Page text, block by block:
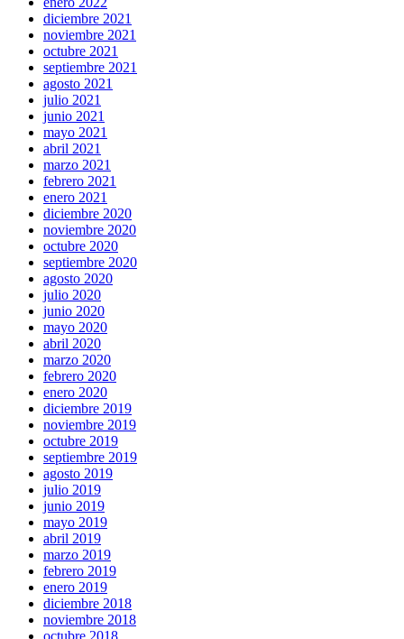
diciembre 2021
noviembre 2021
octubre 2021
septiembre 2021
agosto 2021
julio 2021
junio 2021
mayo 2021
abril 2021
marzo 2021
febrero 2021
enero 2021
diciembre 2020
noviembre 2020
octubre 2020
septiembre 2020
agosto 2020
julio 2020
junio 2020
mayo 2020
abril 2020
marzo 2020
febrero 2020
enero 2020
diciembre 2019
noviembre 2019
octubre 2019
septiembre 2019
agosto 2019
julio 2019
junio 2019
mayo 2019
abril 2019
marzo 2019
febrero 2019
enero 2019
diciembre 2018
noviembre 2018
octubre 2018